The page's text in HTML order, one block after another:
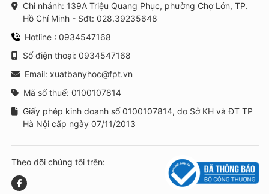
Chi nhánh: 139A Triệu Quang Phục, phường Chợ Lớn, TP.
Hồ Chí Minh - Sđt: 028.39235648
Hotline : 0934547168
Số điện thoại: 0934547168
Email: xuatbanyhoc@fpt.vn
Mã số thuế: 0100107814
Giấy phép kinh doanh số 0100107814, do Sở KH và ĐT TP
Hà Nội cấp ngày 07/11/2013
Theo dõi chúng tôi trên: